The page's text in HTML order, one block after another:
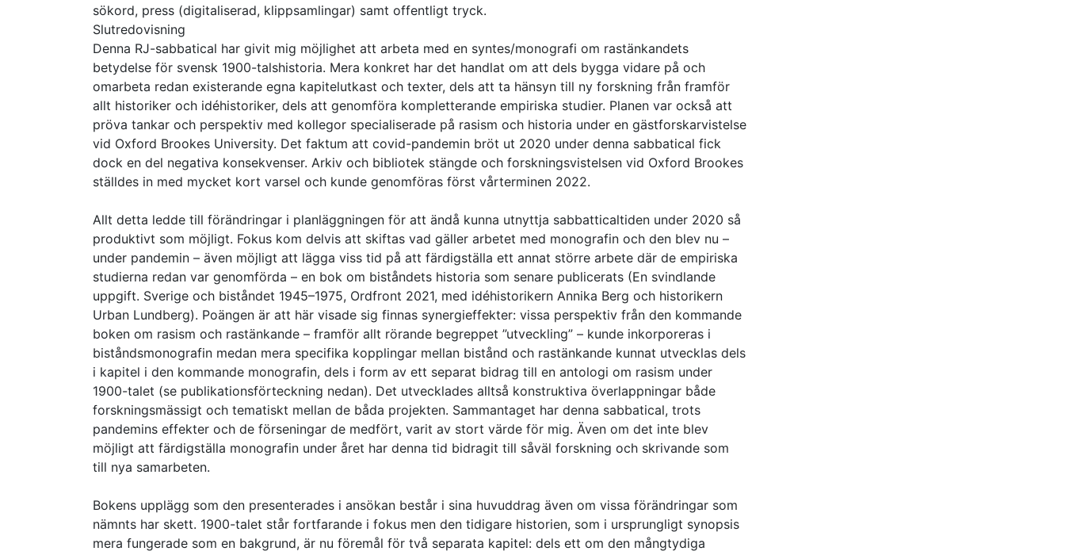
sökord, press (digitaliserad, klippsamlingar) samt offentligt tryck.
Slutredovisning
Denna RJ-sabbatical har givit mig möjlighet att arbeta med en syntes/monografi om rastänkandets
betydelse för svensk 1900-talshistoria. Mera konkret har det handlat om att dels bygga vidare på och
omarbeta redan existerande egna kapitelutkast och texter, dels att ta hänsyn till ny forskning från framför
allt historiker och idéhistoriker, dels att genomföra kompletterande empiriska studier. Planen var också att
pröva tankar och perspektiv med kollegor specialiserade på rasism och historia under en gästforskarvistelse
vid Oxford Brookes University. Det faktum att covid-pandemin bröt ut 2020 under denna sabbatical fick
dock en del negativa konsekvenser. Arkiv och bibliotek stängde och forskningsvistelsen vid Oxford Brookes
ställdes in med mycket kort varsel och kunde genomföras först vårterminen 2022.
Allt detta ledde till förändringar i planläggningen för att ändå kunna utnyttja sabbatticaltiden under 2020 så
produktivt som möjligt. Fokus kom delvis att skiftas vad gäller arbetet med monografin och den blev nu –
under pandemin – även möjligt att lägga viss tid på att färdigställa ett annat större arbete där de empiriska
studierna redan var genomförda – en bok om biståndets historia som senare publicerats (En svindlande
uppgift. Sverige och biståndet 1945–1975, Ordfront 2021, med idéhistorikern Annika Berg och historikern
Urban Lundberg). Poängen är att här visade sig finnas synergieffekter: vissa perspektiv från den kommande
boken om rasism och rastänkande – framför allt rörande begreppet ”utveckling” – kunde inkorporeras i
biståndsmonografin medan mera specifika kopplingar mellan bistånd och rastänkande kunnat utvecklas dels
i kapitel i den kommande monografin, dels i form av ett separat bidrag till en antologi om rasism under
1900-talet (se publikationsförteckning nedan). Det utvecklades alltså konstruktiva överlappningar både
forskningsmässigt och tematiskt mellan de båda projekten. Sammantaget har denna sabbatical, trots
pandemins effekter och de förseningar de medfört, varit av stort värde för mig. Även om det inte blev
möjligt att färdigställa monografin under året har denna tid bidragit till såväl forskning och skrivande som
till nya samarbeten.
Bokens upplägg som den presenterades i ansökan består i sina huvuddrag även om vissa förändringar som
nämnts har skett. 1900-talet står fortfarande i fokus men den tidigare historien, som i ursprungligt synopsis
mera fungerade som en bakgrund, är nu föremål för två separata kapitel: dels ett om den mångtydiga